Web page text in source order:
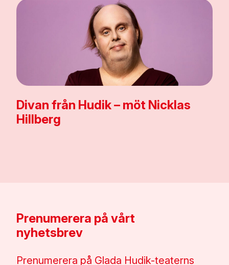
Divan från Hudik – möt Nicklas
Hillberg
Prenumerera på vårt
nyhetsbrev
Prenumerera på Glada Hudik-teaterns